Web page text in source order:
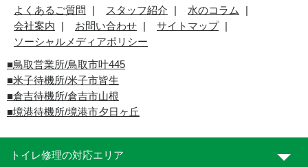
よくあるご質問
スタッフ紹介
水のコラム
会社案内
お問い合わせ
サイトマップ
ソーシャルメディアポリシー
■鳥取営業所/鳥取市叶445
■米子待機所/米子市皆生
■倉吉待機所/倉吉市山根
■境港待機所/境港市夕日ヶ丘
トイレ修理の対応エリア